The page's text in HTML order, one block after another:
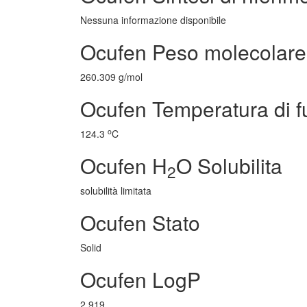
Nessuna informazione disponibile
Ocufen Peso molecolare
260.309 g/mol
Ocufen Temperatura di
124.3 oC
Ocufen H2O Solubilita
solubilità limitata
Ocufen Stato
Solid
Ocufen LogP
2.919